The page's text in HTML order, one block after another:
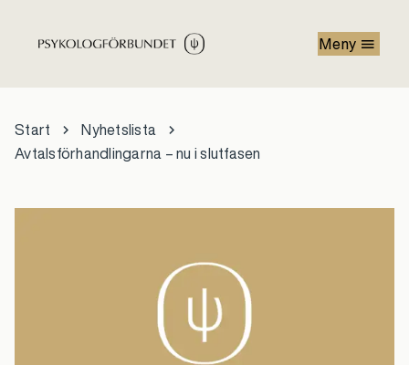
Meny
Start
Nyhetslista
Avtalsförhandlingarna – nu i slutfasen